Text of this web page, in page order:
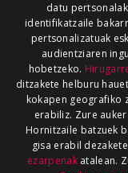
datu
identifikatzaile
pertsonalizatuak
audientziaren
hobetzeko.
ditzakete helburu
kokapen geografiko
erabiliz. Zure
Hornitzaile batzuek
gisa erabil
ezarpenakatalean.